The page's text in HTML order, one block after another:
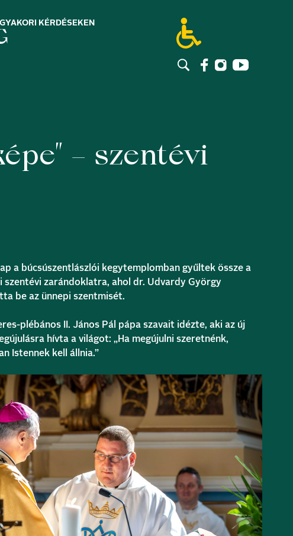
GYAKORI KÉRDÉSEK EN
– szentévi
a búcsúszentlászlói kegytemplomban gyűltek össze a
szentévi zarándoklatra, ahol dr. Udvardy György
be az ünnepi szentmisét.
plébános II. János Pál pápa szavait idézte, aki az új
hívta a világot: „Ha megújulni szeretnénk,
Istennek kell állnia.”